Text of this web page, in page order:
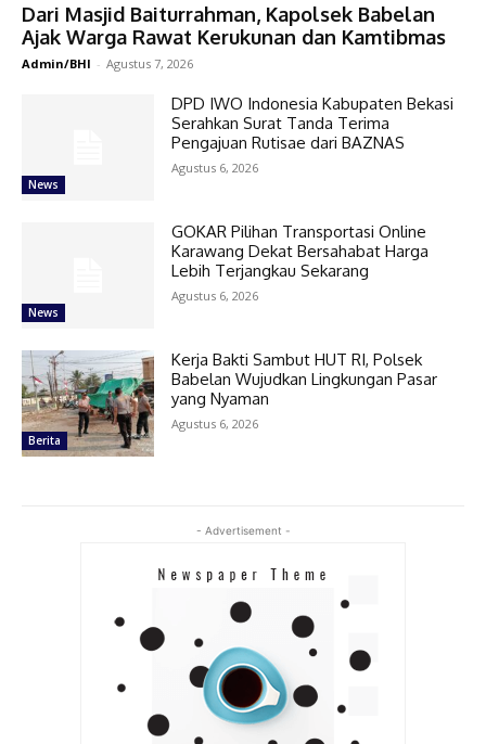
Dari Masjid Baiturrahman, Kapolsek Babelan
Ajak Warga Rawat Kerukunan dan Kamtibmas
Admin/BHI - Agustus 7, 2026
News
DPD IWO Indonesia Kabupaten Bekasi
Serahkan Surat Tanda Terima
Pengajuan Rutisae dari BAZNAS
Agustus 6, 2026
News
GOKAR Pilihan Transportasi Online
Karawang Dekat Bersahabat Harga
Lebih Terjangkau Sekarang
Agustus 6, 2026
Berita
Kerja Bakti Sambut HUT RI, Polsek
Babelan Wujudkan Lingkungan Pasar
yang Nyaman
Agustus 6, 2026
- Advertisement -